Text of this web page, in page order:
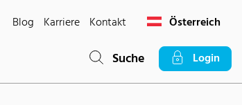
Blog Karriere Kontakt Österreich
Suche Login